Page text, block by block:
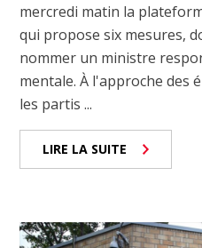
mercredi matin la
qui propose six mesures,
nommer un ministre
mentale. À l'approche des
les partis ...
LIRE LA SUITE